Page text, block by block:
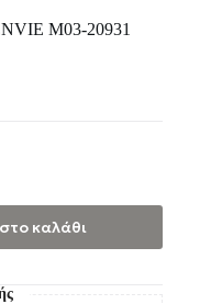
M03-20931
καλάθι